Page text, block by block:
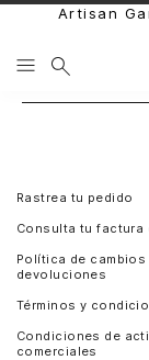
Artisan
Rastrea tu pedido
Consulta tu factura
Política de cambios
devoluciones
Términos y
Condiciones de
comerciales